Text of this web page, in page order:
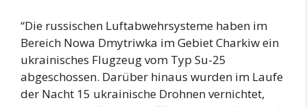
“Die russischen Luftabwehrsysteme haben im
Bereich Nowa Dmytriwka im Gebiet Charkiw ein
ukrainisches Flugzeug vom Typ Su-25
abgeschossen. Darüber hinaus wurden im Laufe
der Nacht 15 ukrainische Drohnen vernichtet,